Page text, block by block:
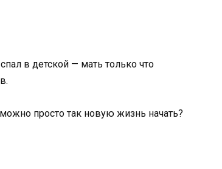
в детской — мать только что
просто так новую жизнь начать?